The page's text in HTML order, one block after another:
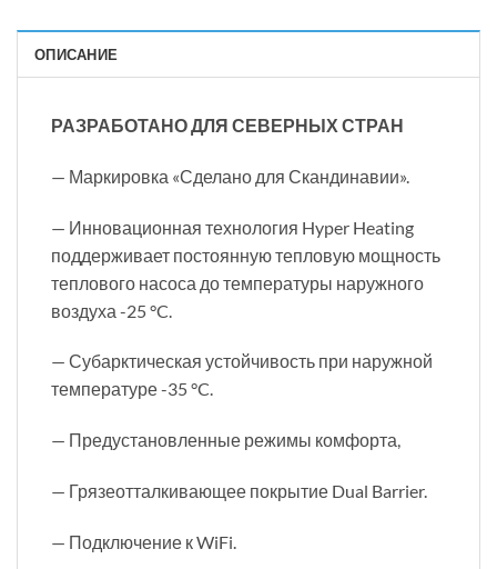
ОПИСАНИЕ
РАЗРАБОТАНО ДЛЯ СЕВЕРНЫХ СТРАН
— Маркировка «Сделано для Скандинавии».
— Инновационная технология Hyper Heating
поддерживает постоянную тепловую мощность
теплового насоса до температуры наружного
воздуха -25 °C.
— Субарктическая устойчивость при наружной
температуре -35 °C.
— Предустановленные режимы комфорта,
— Грязеотталкивающее покрытие Dual Barrier.
— Подключение к WiFi.